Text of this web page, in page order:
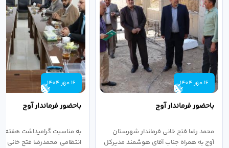
16 مهر 1404
باحضور فرماندار آوج
محمد رضا فتح خانی فرماندار شهرستان
آوج به همراه جناب آقای هوشمند مدیرکل
16 مهر 1404
باحضور فرماندار آوج
به مناسبت گرامیداشت هفته
انتظامی محمدرضا فتح خانی